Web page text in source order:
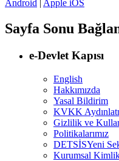
Android | Apple iOS
Sayfa Sonu
e-Devlet Kapısı
English
Hakkımızda
Yasal Bildirim
KVKK
Gizlilik ve
Politikalarımız
DETSİSYeni
Kurumsal